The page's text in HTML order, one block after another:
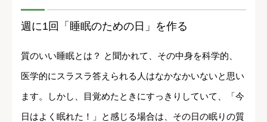
週に1回「睡眠のための日」を作る
質のいい睡眠とは？ と聞かれて、その中身を科学的、
医学的にスラスラ答えられる人はなかなかいないと思い
ます。しかし、目覚めたときにすっきりしていて、「今
日はよく眠れた！」と感じる場合は、その日の眠りの質